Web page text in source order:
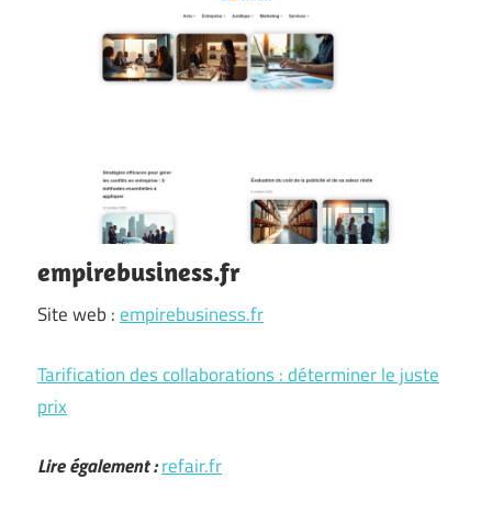
empirebusiness.fr
Site web :empirebusiness.fr
Tarification des collaborations : déterminer le juste
prix
Lire également :refair.fr